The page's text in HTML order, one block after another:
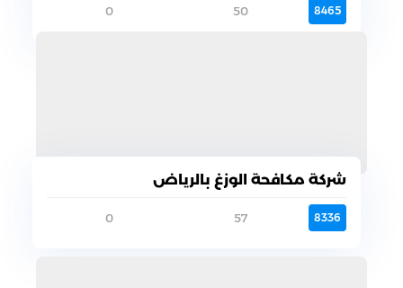
8465
50
0
شركة مكافحة الوزغ بالرياض
8336
57
0